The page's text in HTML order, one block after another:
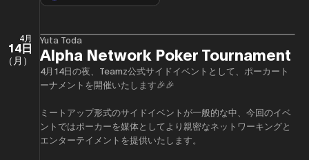
4月
14日
（月）
Yuta Toda
Alpha Network Poker Tournament
4月14日の夜、Teamz公式サイドイベントとして、ポーカート
ーナメントを開催いたします🎉🎉
​ミートアップ形式のサイドイベントが一般的な中、今回のイベ
ントではポーカーを媒体としてより親密なネットワーキングと
エンターテイメントを提供いたします。